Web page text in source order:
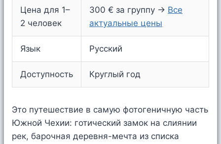
Цена для 1–
2 человек
300 € за группу → Все
актуальные цены
Язык Русский
Доступность Круглый год
Это путешествие в самую фотогеничную часть
Южной Чехии: готический замок на слиянии
рек, барочная деревня-мечта из списка